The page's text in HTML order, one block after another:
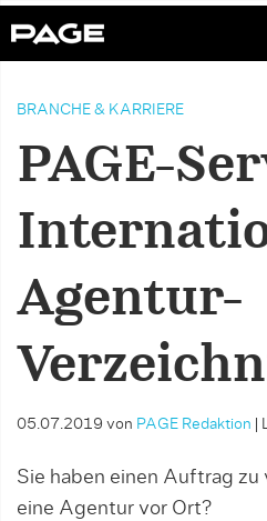
BRANCHE & KARRIERE
PAGE-
Agentur-
05.07.2019 von PAGE Redaktion
Sie haben einen Auftrag
eine Agentur vor Ort?